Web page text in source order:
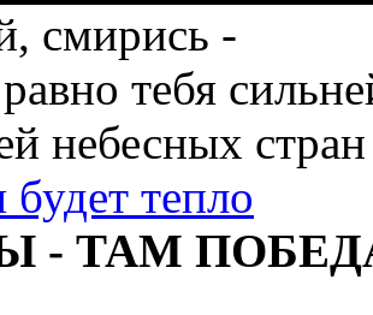
смирись -
тебя
небесных стран
будет тепло
- ТАМ